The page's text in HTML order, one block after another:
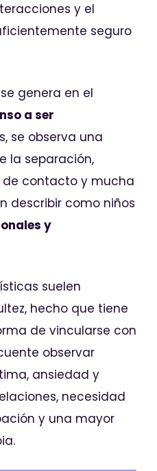
y el
seguro
genera en el
a ser
se observa una
la separación,
contacto y mucha
describir como niños
y
suelen
hecho que tiene
de vincularse con
observar
ansiedad y
necesidad
y una mayor